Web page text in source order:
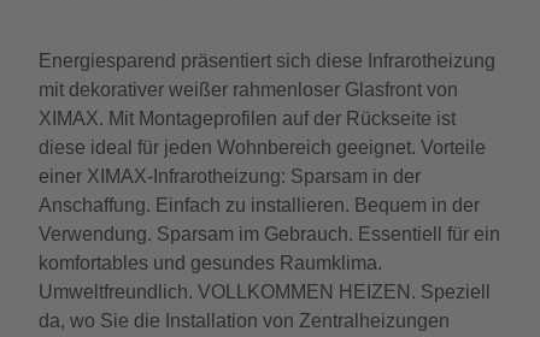
Energiesparend präsentiert sich diese Infrarotheizung
mit dekorativer weißer rahmenloser Glasfront von
XIMAX. Mit Montageprofilen auf der Rückseite ist
diese ideal für jeden Wohnbereich geeignet. Vorteile
einer XIMAX-Infrarotheizung: Sparsam in der
Anschaffung. Einfach zu installieren. Bequem in der
Verwendung. Sparsam im Gebrauch. Essentiell für ein
komfortables und gesundes Raumklima.
Umweltfreundlich. VOLLKOMMEN HEIZEN. Speziell
da, wo Sie die Installation von Zentralheizungen